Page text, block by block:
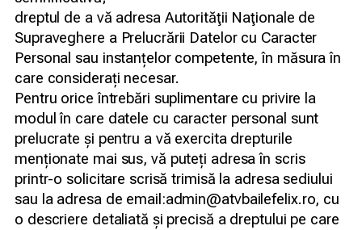
dreptul de a vă adresa Autorităţii Naţionale de
Supraveghere a Prelucrării Datelor cu Caracter
Personal sau instanțelor competente, în măsura în
care considerați necesar.
Pentru orice întrebări suplimentare cu privire la
modul în care datele cu caracter personal sunt
prelucrate și pentru a vă exercita drepturile
menționate mai sus, vă puteți adresa în scris
printr-o solicitare scrisă trimisă la adresa sediului
sau la adresa de email:admin@atvbailefelix.ro, cu
o descriere detaliată și precisă a dreptului pe care